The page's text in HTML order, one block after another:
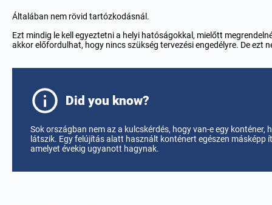
Általában nem rövid tartózkodásnál.
Ezt mindig le kell egyeztetni a helyi hatóságokkal, mielőtt
akkor előfordulhat, hogy nincs szükség tervezési engedélyre. De ezt
Did you know?
Sok országban nem az a kulcskérdés, hogy van-e egy konténer,
látszik. Egy felújítás alatt használt konténert egészen másképp
amelyet évekig ugyanott hagynak.